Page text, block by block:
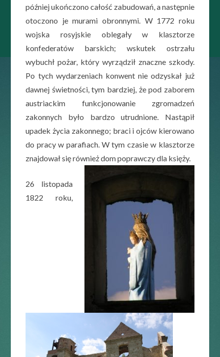
później ukończono całość zabudowań, a następnie
otoczono je murami obronnymi. W 1772 roku
wojska rosyjskie oblegały w klasztorze
konfederatów barskich; wskutek ostrzału
wybuchł pożar, który wyrządził znaczne szkody.
Po tych wydarzeniach konwent nie odzyskał już
dawnej świetności, tym bardziej, że pod zaborem
austriackim funkcjonowanie zgromadzeń
zakonnych było bardzo utrudnione. Nastąpił
upadek życia zakonnego; braci i ojców kierowano
do pracy w parafiach. W tym czasie w klasztorze
znajdował się również dom poprawczy dla księży.
26 listopada
1822 roku,